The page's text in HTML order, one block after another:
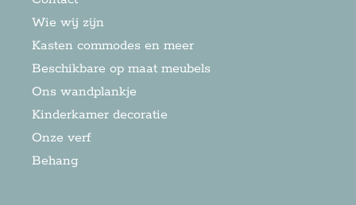
Wie wij zijn
Kasten commodes en meer
Beschikbare op maat meubels
Ons wandplankje
Kinderkamer decoratie
Onze verf
Behang